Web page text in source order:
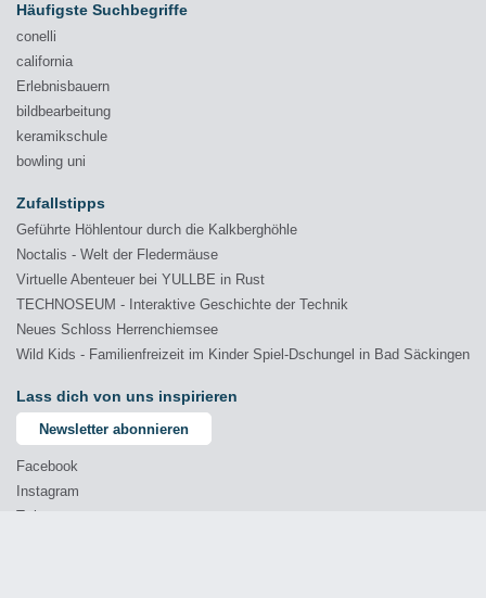
Häufigste Suchbegriffe
conelli
california
Erlebnisbauern
bildbearbeitung
keramikschule
bowling uni
Zufallstipps
Geführte Höhlentour durch die Kalkberghöhle
Noctalis - Welt der Fledermäuse
Virtuelle Abenteuer bei YULLBE in Rust
TECHNOSEUM - Interaktive Geschichte der Technik
Neues Schloss Herrenchiemsee
Wild Kids - Familienfreizeit im Kinder Spiel-Dschungel in Bad Säckingen
Lass dich von uns inspirieren
Newsletter abonnieren
Facebook
Instagram
Twitter